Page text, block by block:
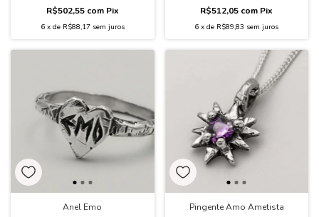
R$502,55 com Pix
6 x de R$88,17 sem juros
R$512,05 com Pix
6 xde R$89,83 sem juros
Anel Emo
Pingente Amo Ametista